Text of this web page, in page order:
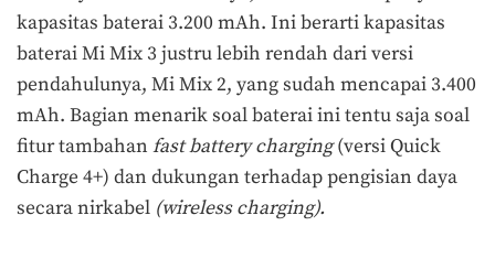
kapasitas baterai 3.200 mAh. Ini berarti kapasitas
baterai Mi Mix 3 justru lebih rendah dari versi
pendahulunya, Mi Mix 2, yang sudah mencapai 3.400
mAh. Bagian menarik soal baterai ini tentu saja soal
fitur tambahan fast battery charging(versi Quick
Charge 4+) dan dukungan terhadap pengisian daya
secara nirkabel (wireless charging).